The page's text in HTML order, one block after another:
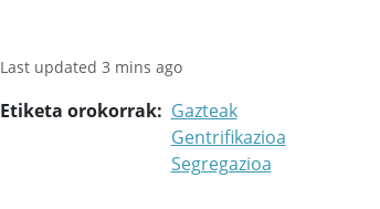
Last updated 3 mins ago
Etiketa orokorrak
Gazteak
Gentrifikazioa
Segregazioa